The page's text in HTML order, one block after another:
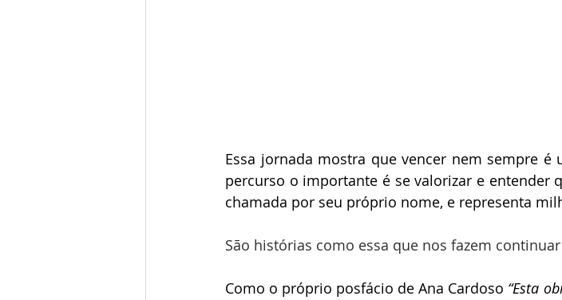
Essa jornada mostra que vencer nem sempre
percurso o importante é se valorizar e entender
chamada por seu próprio nome, e representa
São histórias como essa que nos fazem
Como o próprio posfácio de Ana Cardoso “Esta